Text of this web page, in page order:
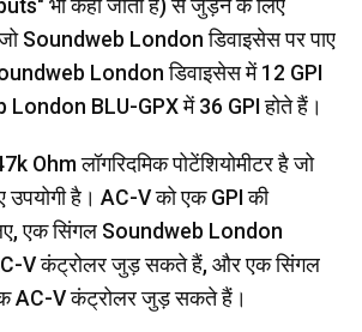
भी कहा जाता है) से जुड़ने के लिए
जो Soundweb London डिवाइसेस पर पाए
London डिवाइसेस में 12 GPI
London BLU-GPX में 36 GPI होते हैं।
Ohm लॉगरिदमिक पोटेंशियोमीटर है जो
उपयोगी है। AC-V को एक GPI की
एक सिंगल Soundweb London
V कंट्रोलर जुड़ सकते हैं, और एक सिंगल
AC-V कंट्रोलर जुड़ सकते हैं।